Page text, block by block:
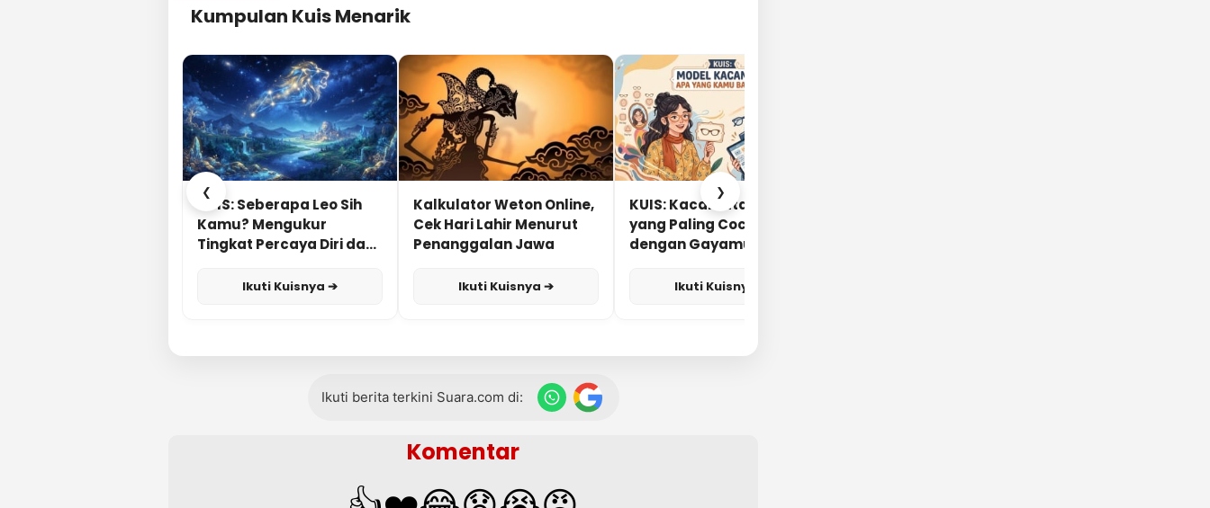
Kumpulan Kuis Menarik
❮
KUIS: Seberapa Leo Sih
Kamu? Mengukur
Tingkat Percaya Diri dan
Ikuti Kuisnya ➔
Kalkulator Weton Online,
Cek Hari Lahir Menurut
Penanggalan Jawa
Ikuti Kuisnya ➔
KUIS: Kacamata Apa
yang Paling Cocok
dengan Gayamu?
Ikuti Kuisnya ➔
❯
Ikuti berita terkini Suara.com di:
Komentar